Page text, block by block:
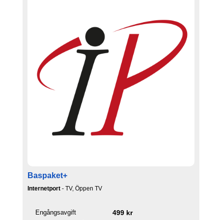
Baspaket+
Internetport - TV, Öppen TV
Engångsavgift 499 kr